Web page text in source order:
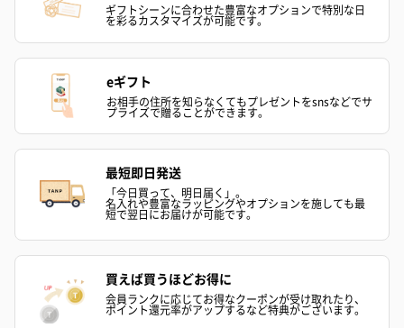
写真付きメッセージカ
写真付きメッセージカ
ラッピングを施してお届けいたします。
ギフトシーンに合わせた豊富なオプションで特別な日
を彩るカスタマイズが可能です。
eギフト
お相手の住所を知らなくてもプレゼントをsnsなどでサ
プライズで贈ることができます。
最短即日発送
「今日買って、明日届く」。
名入れや豊富なラッピングやオプションを施しても最
短で翌日にお届けが可能です。
買えば買うほどお得に
会員ランクに応じてお得なクーポンが受け取れたり、
ポイント還元率がアップするなど特典がございます。